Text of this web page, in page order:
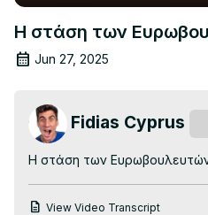
Η στάση των
Jun 27, 2025
Fidias Cyprus
Η στάση των
View Video Transcript